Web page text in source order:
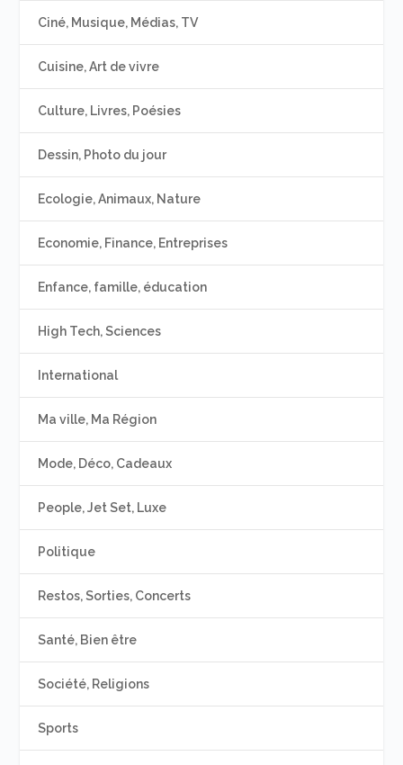
Ciné, Musique, Médias, TV
Cuisine, Art de vivre
Culture, Livres, Poésies
Dessin, Photo du jour
Ecologie, Animaux, Nature
Economie, Finance, Entreprises
Enfance, famille, éducation
High Tech, Sciences
International
Ma ville, Ma Région
Mode, Déco, Cadeaux
People, Jet Set, Luxe
Politique
Restos, Sorties, Concerts
Santé, Bien être
Société, Religions
Sports